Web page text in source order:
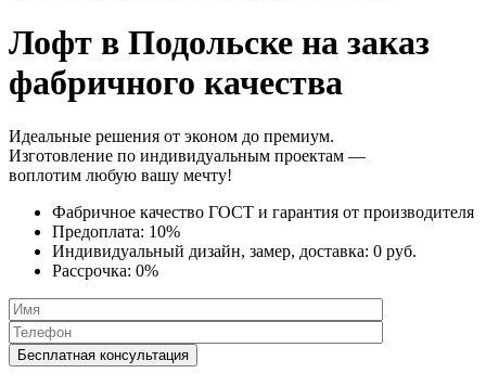
Лофт в Подольске на заказ
фабричного качества
Идеальные решения от эконом до премиум.
Изготовление по индивидуальным проектам —
воплотим любую вашу мечту!
Фабричное качество ГОСТ и гарантия от производителя
Предоплата: 10%
Индивидуальный дизайн, замер, доставка: 0 руб.
Рассрочка: 0%